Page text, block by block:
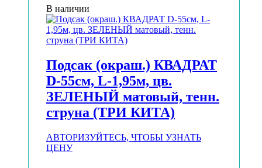
В наличии
Подсак (окраш.) КВАДРАТ
D-55см, L-1,95м, цв.
ЗЕЛЕНЫЙ матовый, тенн.
струна (ТРИ КИТА)
АВТОРИЗУЙТЕСЬ, ЧТОБЫ УЗНАТЬ
ЦЕНУ